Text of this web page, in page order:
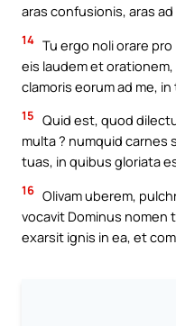
aras confusionis, aras ad
14 Tu ergo noli orare
eis laudem et
clamoris eorum ad me,
15 Quid est, quod
multa ? numquid
tuas, in quibus gloriata
16 Olivam uberem,
vocavit Dominus nomen
exarsit ignis in ea, et